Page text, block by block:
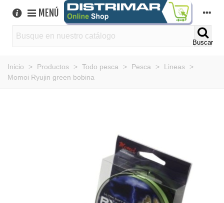
MENÚ
Buscar
Inicio > Productos > Todo pesca > Pesca > Lineas
>
Momoi Ryujin green bobina